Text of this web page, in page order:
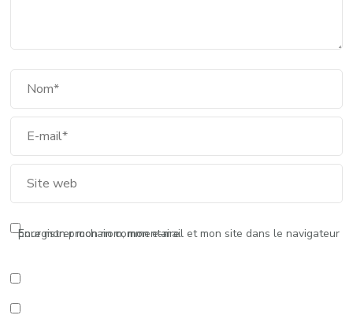
Enregistrer mon nom, mon e-mail et mon site dans le navigateur pour mon prochain commentaire.